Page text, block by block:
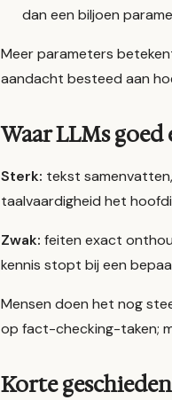
dan een biljoen
Meer parameters
aandacht besteed aan
Waar LLMs
Sterk: tekst
taalvaardigheid het
Zwak: feiten exact
kennis stopt bij een
Mensen doen het nog
op fact-checking-taken;
Korte